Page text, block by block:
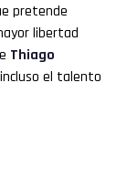
pretende
libertad
Thiago
el talento